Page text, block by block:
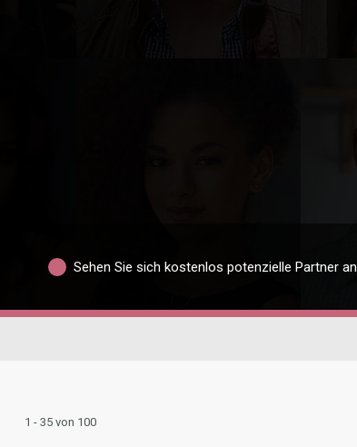
Sehen Sie sich kostenlos potenzielle Partner an
1 - 35 von 100